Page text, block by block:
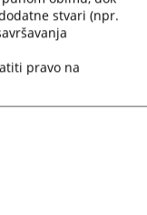
stvari (npr.
pravo na